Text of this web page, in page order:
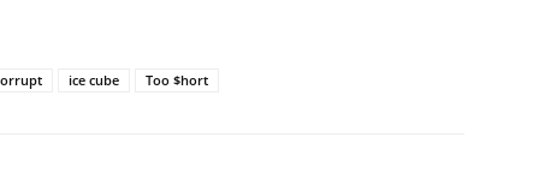
ice cube Too $hort